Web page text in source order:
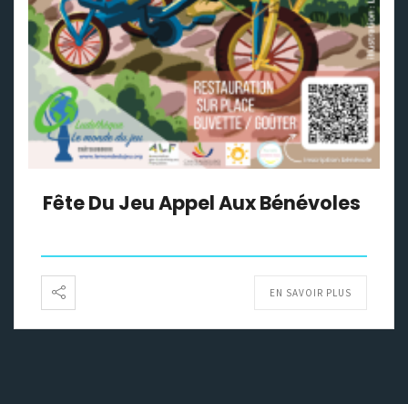
Fête Du Jeu Appel Aux Bénévoles
EN SAVOIR PLUS